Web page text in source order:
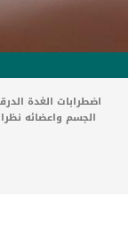
اضطرابات الغدة
الجسم واعضائه
على العمل. تعرف
فقدان قدرة الغدة